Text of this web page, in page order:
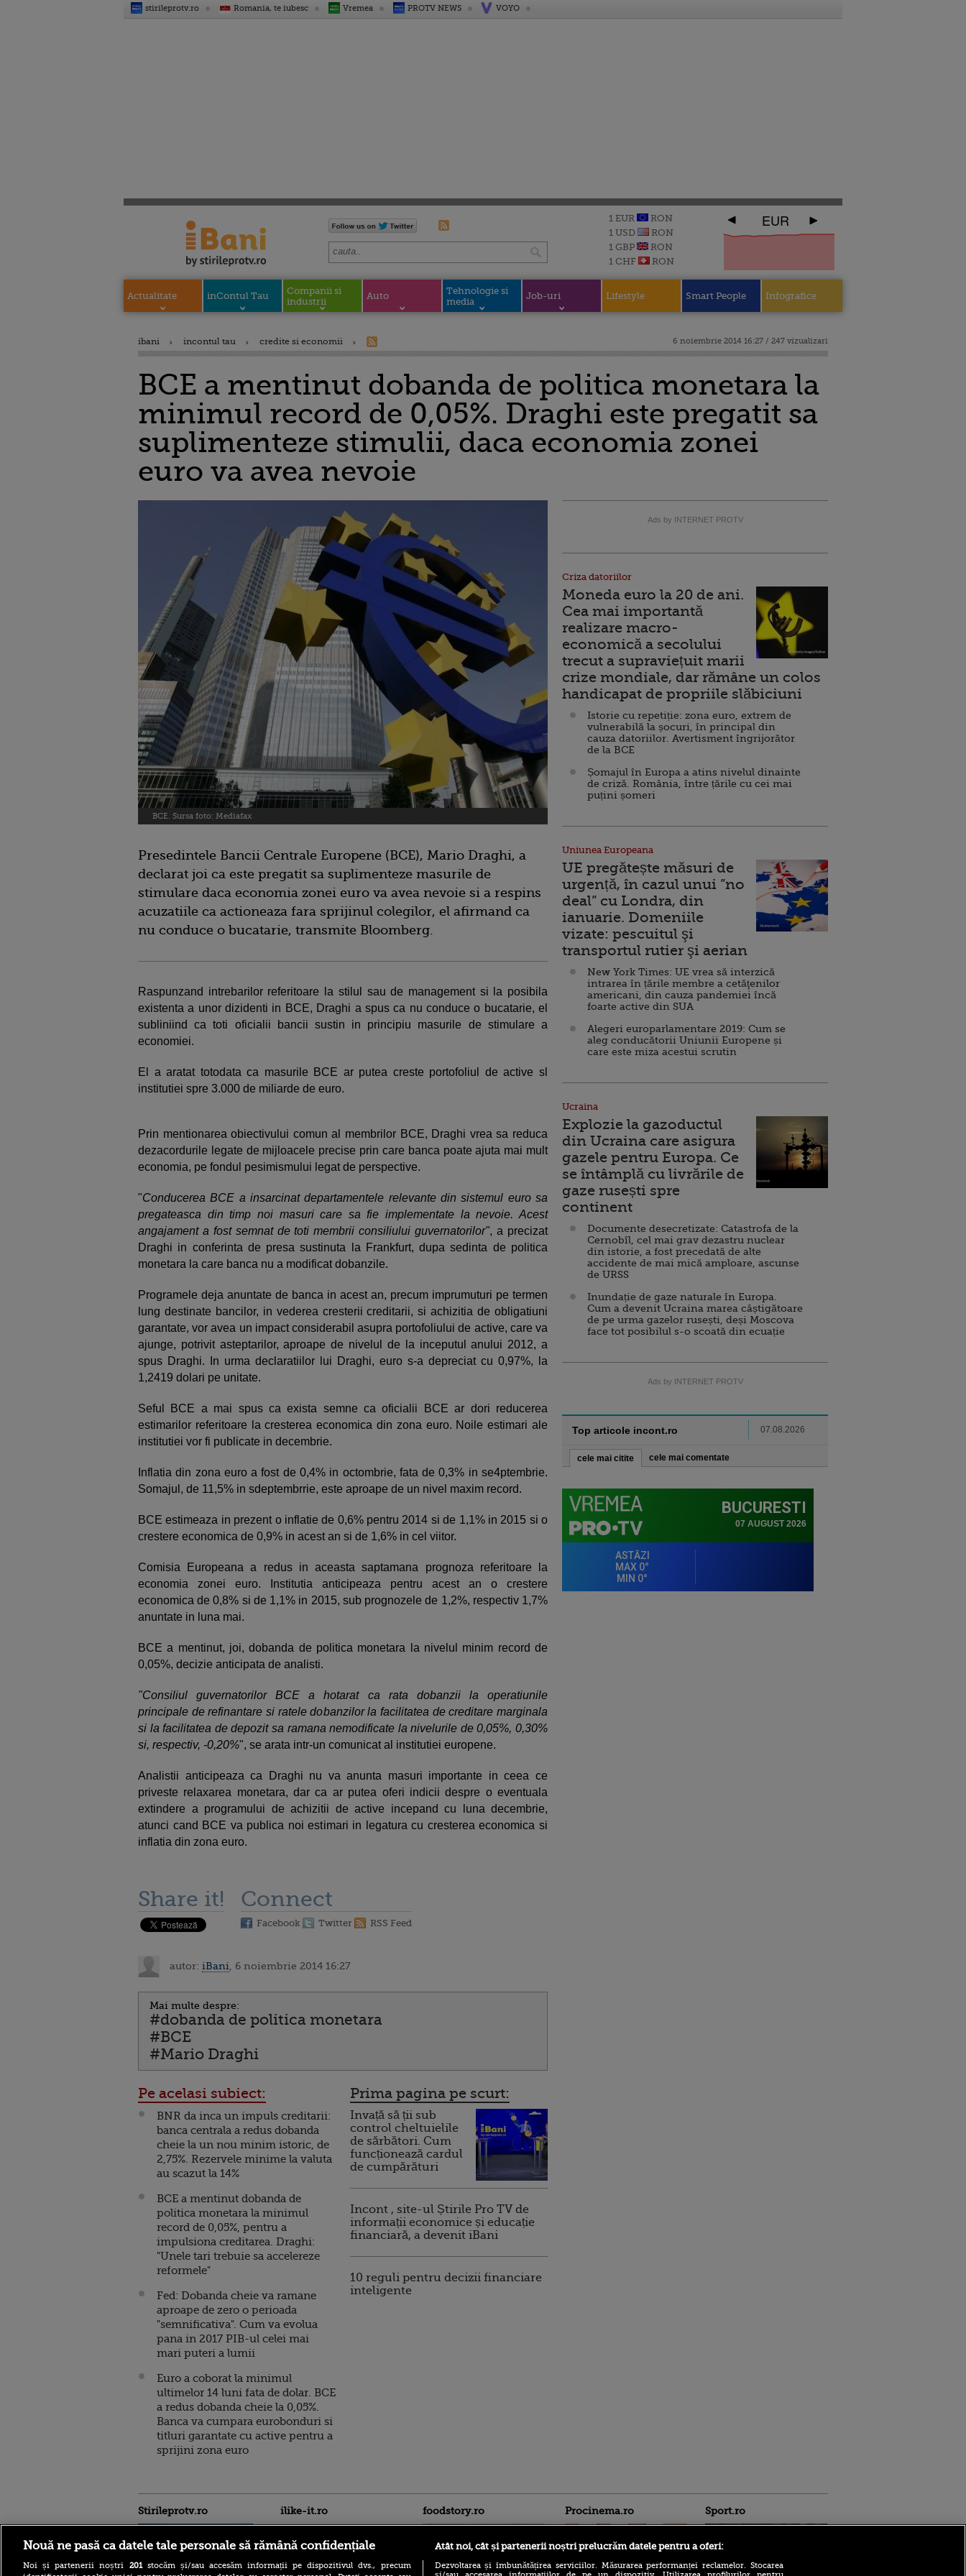
stirileprotv.ro Romania, te iubesc Vremea PROTV NEWS VOYO
1 EUR
RON
1 USD
RON
1 GBP
RON
1 CHF
RON
EUR
Actualitate inContul Tau
Companii si
industrii
Auto
Tehnologie si
media
Job-uri Lifestyle Smart People Infografice
ibani incontul tau credite si economii 6 noiembrie 2014 16:27 / 247 vizualizari
BCE a mentinut dobanda de politica monetara la
minimul record de 0,05%. Draghi este pregatit sa
suplimenteze stimulii, daca economia zonei
euro va avea nevoie
BCE. Sursa foto: Mediafax
Presedintele Bancii Centrale Europene (BCE), Mario Draghi, a
declarat joi ca este pregatit sa suplimenteze masurile de
stimulare daca economia zonei euro va avea nevoie si a respins
acuzatiile ca actioneaza fara sprijinul colegilor, el afirmand ca
nu conduce o bucatarie, transmite Bloomberg.
Raspunzand intrebarilor referitoare la stilul sau de management si la posibila
existenta a unor dizidenti in BCE, Draghi a spus ca nu conduce o bucatarie, el
subliniind ca toti oficialii bancii sustin in principiu masurile de stimulare a
economiei.
El a aratat totodata ca masurile BCE ar putea creste portofoliul de active sl
institutiei spre 3.000 de miliarde de euro.
Prin mentionarea obiectivului comun al membrilor BCE, Draghi vrea sa reduca
dezacordurile legate de mijloacele precise prin care banca poate ajuta mai mult
economia, pe fondul pesimismului legat de perspective.
"Conducerea BCE a insarcinat departamentele relevante din sistemul euro sa
pregateasca din timp noi masuri care sa fie implementate la nevoie. Acest
angajament a fost semnat de toti membrii consiliului guvernatorilor", a precizat
Draghi in conferinta de presa sustinuta la Frankfurt, dupa sedinta de politica
monetara la care banca nu a modificat dobanzile.
Programele deja anuntate de banca in acest an, precum imprumuturi pe termen
lung destinate bancilor, in vederea cresterii creditarii, si achizitia de obligatiuni
garantate, vor avea un impact considerabil asupra portofoliului de active, care va
ajunge, potrivit asteptarilor, aproape de nivelul de la inceputul anului 2012, a
spus Draghi. In urma declaratiilor lui Draghi, euro s-a depreciat cu 0,97%, la
1,2419 dolari pe unitate.
Seful BCE a mai spus ca exista semne ca oficialii BCE ar dori reducerea
estimarilor referitoare la cresterea economica din zona euro. Noile estimari ale
institutiei vor fi publicate in decembrie.
Inflatia din zona euro a fost de 0,4% in octombrie, fata de 0,3% in se4ptembrie.
Somajul, de 11,5% in sdeptembrrie, este aproape de un nivel maxim record.
BCE estimeaza in prezent o inflatie de 0,6% pentru 2014 si de 1,1% in 2015 si o
crestere economica de 0,9% in acest an si de 1,6% in cel viitor.
Comisia Europeana a redus in aceasta saptamana prognoza referitoare la
economia zonei euro. Institutia anticipeaza pentru acest an o crestere
economica de 0,8% si de 1,1% in 2015, sub prognozele de 1,2%, respectiv 1,7%
anuntate in luna mai.
BCE a mentinut, joi, dobanda de politica monetara la nivelul minim record de
0,05%, decizie anticipata de analisti.
"Consiliul guvernatorilor BCE a hotarat ca rata dobanzii la operatiunile
principale de refinantare si ratele dobanzilor la facilitatea de creditare marginala
si la facilitatea de depozit sa ramana nemodificate la nivelurile de 0,05%, 0,30%
si, respectiv, -0,20%", se arata intr-un comunicat al institutiei europene.
Analistii anticipeaza ca Draghi nu va anunta masuri importante in ceea ce
priveste relaxarea monetara, dar ca ar putea oferi indicii despre o eventuala
extindere a programului de achizitii de active incepand cu luna decembrie,
atunci cand BCE va publica noi estimari in legatura cu cresterea economica si
inflatia din zona euro.
Share it! Connect
Facebook Twitter RSS Feed
autor: iBani , 6 noiembrie 2014 16:27
Mai multe despre:
#dobanda de politica monetara
#BCE
#Mario Draghi
Pe acelasi subiect:
BNR da inca un impuls creditarii:
banca centrala a redus dobanda
cheie la un nou minim istoric, de
2,75%. Rezervele minime la valuta
au scazut la 14%
BCE a mentinut dobanda de
politica monetara la minimul
record de 0,05%, pentru a
impulsiona creditarea. Draghi:
"Unele tari trebuie sa accelereze
reformele"
Fed: Dobanda cheie va ramane
aproape de zero o perioada
"semnificativa". Cum va evolua
pana in 2017 PIB-ul celei mai
mari puteri a lumii
Euro a coborat la minimul
ultimelor 14 luni fata de dolar. BCE
a redus dobanda cheie la 0,05%.
Banca va cumpara eurobonduri si
titluri garantate cu active pentru a
sprijini zona euro
Prima pagina pe scurt:
Invață să ții sub
control cheltuielile
de sărbători. Cum
funcționează cardul
de cumpărături
Incont , site-ul Știrile Pro TV de
informații economice și educație
financiară, a devenit iBani
10 reguli pentru decizii financiare
inteligente
Ads by INTERNET PROTV
Criza datoriilor
Moneda euro la 20 de ani.
Cea mai importantă
realizare macro-
economică a secolului
trecut a supraviețuit marii
crize mondiale, dar rămâne un colos
handicapat de propriile slăbiciuni
Istorie cu repetiție: zona euro, extrem de
vulnerabilă la șocuri, în principal din
cauza datoriilor. Avertisment îngrijorător
de la BCE
Șomajul în Europa a atins nivelul dinainte
de criză. România, între țările cu cei mai
puțini șomeri
Uniunea Europeana
UE pregătește măsuri de
urgență, în cazul unui ”no
deal” cu Londra, din
ianuarie. Domeniile
vizate: pescuitul şi
transportul rutier şi aerian
New York Times: UE vrea să interzică
intrarea în țările membre a cetăţenilor
americani, din cauza pandemiei încă
foarte active din SUA
Alegeri europarlamentare 2019: Cum se
aleg conducătorii Uniunii Europene și
care este miza acestui scrutin
Ucraina
Explozie la gazoductul
din Ucraina care asigura
gazele pentru Europa. Ce
se întâmplă cu livrările de
gaze rusești spre
continent
Documente desecretizate: Catastrofa de la
Cernobîl, cel mai grav dezastru nuclear
din istorie, a fost precedată de alte
accidente de mai mică amploare, ascunse
de URSS
Inundație de gaze naturale în Europa.
Cum a devenit Ucraina marea câștigătoare
de pe urma gazelor rusești, deși Moscova
face tot posibilul s-o scoată din ecuație
Ads by INTERNET PROTV
Top articole incont.ro 07.08.2026
cele mai citite cele mai comentate
Stirileprotv.ro ilike-it.ro foodstory.ro Procinema.ro Sport.ro
Nouă ne pasă ca datele tale personale să rămână confidențiale
Noi și partenerii noștri 201stocăm și/sau accesăm informații pe dispozitivul dvs., precum
Atât noi, cât și partenerii noștri prelucrăm datele pentru a oferi:
Dezvoltarea și îmbunătățirea serviciilor. Măsurarea performanței reclamelor. Stocarea